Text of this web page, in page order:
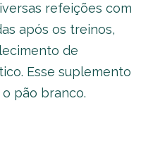
refeições com
após os treinos,
de
Esse suplemento
pão branco.